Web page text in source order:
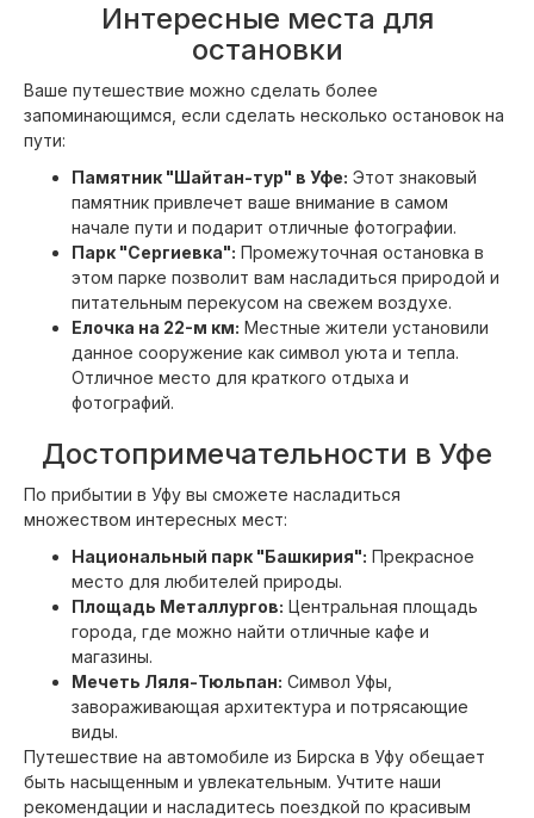
Интересные места для
остановки
Ваше путешествие можно сделать более
запоминающимся, если сделать несколько остановок на
пути:
Памятник "Шайтан-тур" в Уфе: Этот знаковый
памятник привлечет ваше внимание в самом
начале пути и подарит отличные фотографии.
Парк "Сергиевка": Промежуточная остановка в
этом парке позволит вам насладиться природой и
питательным перекусом на свежем воздухе.
Елочка на 22-м км: Местные жители установили
данное сооружение как символ уюта и тепла.
Отличное место для краткого отдыха и
фотографий.
Достопримечательности в Уфе
По прибытии в Уфу вы сможете насладиться
множеством интересных мест:
Национальный парк "Башкирия": Прекрасное
место для любителей природы.
Площадь Металлургов: Центральная площадь
города, где можно найти отличные кафе и
магазины.
Мечеть Ляля-Тюльпан: Символ Уфы,
завораживающая архитектура и потрясающие
виды.
Путешествие на автомобиле из Бирска в Уфу обещает
быть насыщенным и увлекательным. Учтите наши
рекомендации и насладитесь поездкой по красивым